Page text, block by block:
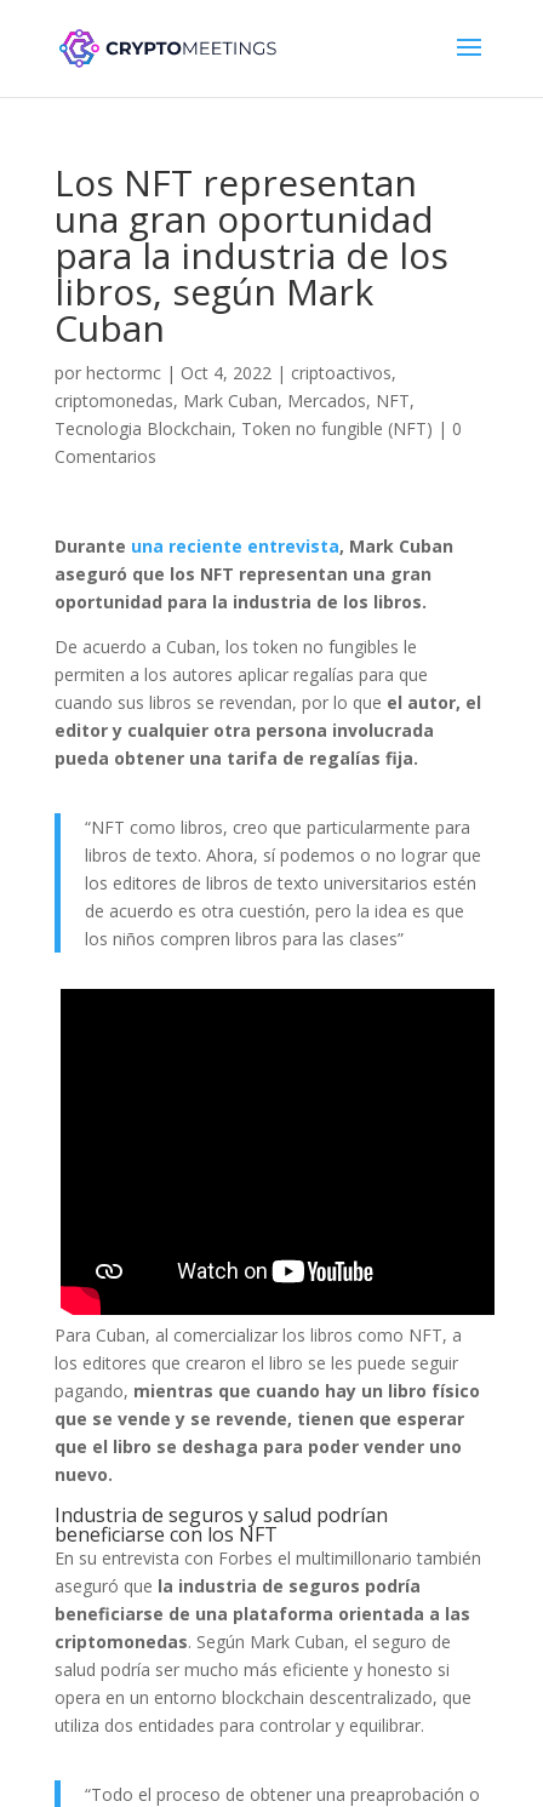
Los NFT representan
una gran oportunidad
para la industria de los
libros, según Mark
Cuban
por hectormc| Oct 4, 2022| criptoactivos,
criptomonedas, Mark Cuban, Mercados, NFT,
Tecnologia Blockchain, Token no fungible (NFT) | 0
Comentarios
Durante una reciente entrevista, Mark Cuban
aseguró que los NFT representan una gran
oportunidad para la industria de los libros.
De acuerdo a Cuban, los token no fungibles le
permiten a los autores aplicar regalías para que
cuando sus libros se revendan, por lo que el autor, el
editor y cualquier otra persona involucrada
pueda obtener una tarifa de regalías fija.
“NFT como libros, creo que particularmente para
libros de texto. Ahora, sí podemos o no lograr que
los editores de libros de texto universitarios estén
de acuerdo es otra cuestión, pero la idea es que
los niños compren libros para las clases”
Para Cuban, al comercializar los libros como NFT, a
los editores que crearon el libro se les puede seguir
pagando, mientras que cuando hay un libro físico
que se vende y se revende, tienen que esperar
que el libro se deshaga para poder vender uno
nuevo.
Industria de seguros y salud podrían
beneficiarse con los NFT
En su entrevista con Forbes el multimillonario también
aseguró que la industria de seguros podría
beneficiarse de una plataforma orientada a las
criptomonedas. Según Mark Cuban, el seguro de
salud podría ser mucho más eficiente y honesto si
opera en un entorno blockchain descentralizado, que
utiliza dos entidades para controlar y equilibrar.
“Todo el proceso de obtener una preaprobación o